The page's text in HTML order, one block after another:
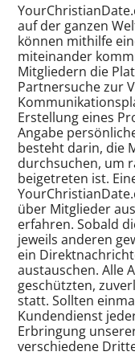
auf der ganzen
können mithilfe
miteinander
Mitgliedern die
Partnersuche zur
Erstellung eines
Angabe
besteht darin, die
durchsuchen, um
beigetreten ist.
über Mitglieder
erfahren. Sobald
jeweils anderen
ein
austauschen. Alle
geschützten,
statt. Sollten
Kundendienst
Erbringung
verschiedene